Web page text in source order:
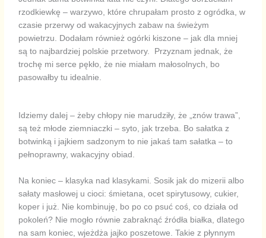
rzodkiewkę – warzywo, które chrupałam prosto z ogródka, w
czasie przerwy od wakacyjnych zabaw na świeżym
powietrzu. Dodałam również ogórki kiszone – jak dla mniej
są to najbardziej polskie przetwory. Przyznam jednak, że
trochę mi serce pękło, że nie miałam małosolnych, bo
pasowałby tu idealnie.
Idziemy dalej – żeby chłopy nie marudziły, że „znów trawa”,
są też młode ziemniaczki – syto, jak trzeba. Bo sałatka z
botwinką i jajkiem sadzonym to nie jakaś tam sałatka – to
pełnoprawny, wakacyjny obiad.
Na koniec – klasyka nad klasykami. Sosik jak do mizerii albo
sałaty masłowej u cioci: śmietana, ocet spirytusowy, cukier,
koper i już. Nie kombinuję, bo po co psuć coś, co działa od
pokoleń? Nie mogło równie zabraknąć źródła białka, dlatego
na sam koniec, wjeżdża jajko poszetowe. Takie z płynnym